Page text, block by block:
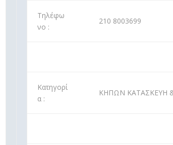
Τηλέφω
νο :
210 8003699
Κατηγορί
α :
ΚΗΠΩΝ ΚΑΤΑΣΚΕΥΗ